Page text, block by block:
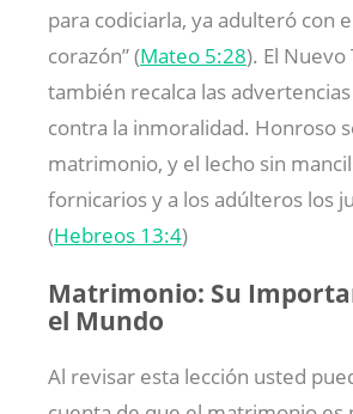
para codiciarla, ya adulteró con
corazón” (Mateo 5:28). El
también recalca las
contra la inmoralidad. Honroso
matrimonio, y el lecho sin
fornicarios y a los adúlteros los
(Hebreos 13:4)
Matrimonio: Su
el Mundo
Al revisar esta lección usted